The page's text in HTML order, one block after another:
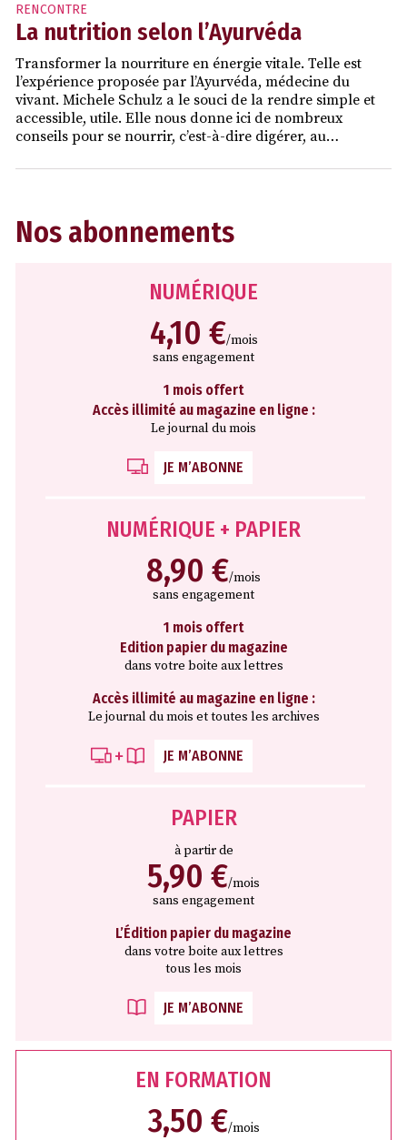
RENCONTRE
La nutrition selon l’Ayurvéda
Transformer la nourriture en énergie vitale. Telle est
l’expérience proposée par l’Ayurvéda, médecine du
vivant. Michele Schulz a le souci de la rendre simple et
accessible, utile. Elle nous donne ici de nombreux
conseils pour se nourrir, c’est-à-dire digérer, au…
Nos abonnements
NUMÉRIQUE
4,10 €/mois
sans engagement
1 mois offert
Accès illimité au magazine en ligne :
Le journal du mois
JE M’ABONNE
NUMÉRIQUE + PAPIER
8,90 €/mois
sans engagement
1 mois offert
Edition papier du magazine
dans votre boite aux lettres
Accès illimité au magazine en ligne :
Le journal du mois et toutes les archives
JE M’ABONNE
PAPIER
à partir de
5,90 €/mois
sans engagement
L’Édition papier du magazine
dans votre boite aux lettres
tous les mois
JE M’ABONNE
EN FORMATION
3,50 €/mois